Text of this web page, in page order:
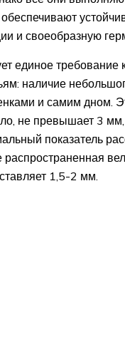
и своеобразную
единое требование
наличие
и самим дном.
не превышает 3
показатель
1,5-2 мм.